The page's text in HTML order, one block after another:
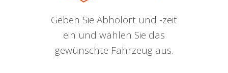
Geben Sie Abholort und -zeit
ein und wählen Sie das
gewünschte Fahrzeug aus.